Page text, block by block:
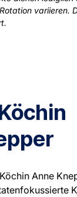
variieren.
Anne